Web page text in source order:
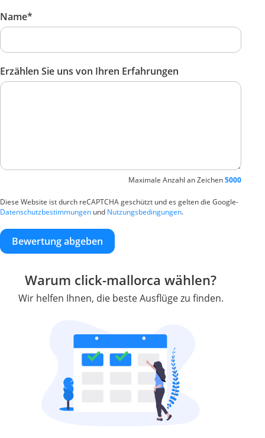
Name*
Erzählen Sie uns von Ihren Erfahrungen
Maximale Anzahl an Zeichen5000
Diese Website ist durch reCAPTCHA geschützt und es gelten die Google-
Datenschutzbestimmungen und Nutzungsbedingungen.
Bewertung abgeben
Warum click-mallorca wählen?
Wir helfen Ihnen, die beste Ausflüge zu finden.